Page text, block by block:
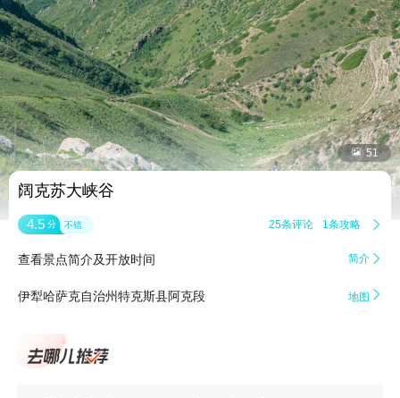
 51
阔克苏大峡谷
4.5 分 不错 25条评论 1条攻略 
查看景点简介及开放时间 简介 
伊犁哈萨克自治州特克斯县阿克段 地图 
